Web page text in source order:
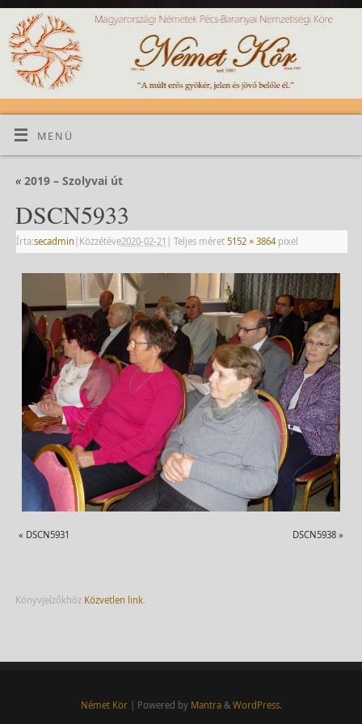
MENÜ
«2019 – Szolyvai út
DSCN5933
Írta:secadmin | Közzétéve2020-02-21 | Teljes méret 5152 × 3864pixel
« DSCN5931 DSCN5938 »
Könyvjelzőkhöz Közvetlen link.
Német Kör| Powered by Mantra& WordPress.